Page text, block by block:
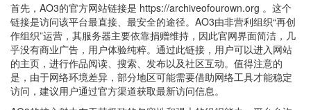
首先，AO3的官方网站链接是 https://archiveofourown.org 。这个
链接是访问该平台最直接、最安全的途径。AO3由非营利组织“再创
作组织”运营，其服务器主要依靠捐赠维持，因此官网界面简洁，几
乎没有商业广告，用户体验纯粹。通过此链接，用户可以进入网站
的主页，进行作品阅读、搜索、发布以及社区互动。值得注意的
是，由于网络环境差异，部分地区可能需要借助网络工具才能稳定
访问，建议用户通过官方渠道获取最新访问信息。